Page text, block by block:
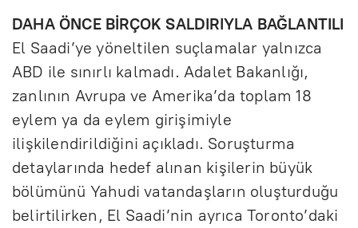
DAHA ÖNCE BİRÇOK SALDIRIYLA BAĞLANTILI
El Saadi’ye yöneltilen suçlamalar yalnızca
ABD ile sınırlı kalmadı. Adalet Bakanlığı,
zanlının Avrupa ve Amerika’da toplam 18
eylem ya da eylem girişimiyle
ilişkilendirildiğini açıkladı. Soruşturma
detaylarında hedef alınan kişilerin büyük
bölümünü Yahudi vatandaşların oluşturduğu
belirtilirken, El Saadi’nin ayrıca Toronto’daki